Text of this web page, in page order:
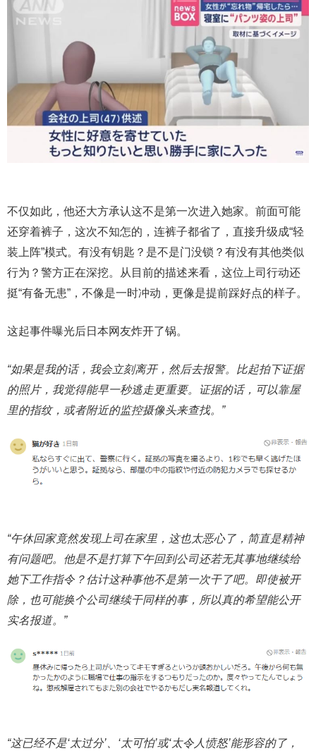
不仅如此，他还大方承认这不是第一次进入她家。前面可能
还穿着裤子，这次不知怎的，连裤子都省了，直接升级成“轻
装上阵”模式。有没有钥匙？是不是门没锁？有没有其他类似
行为？警方正在深挖。从目前的描述来看，这位上司行动还
挺“有备无患”，不像是一时冲动，更像是提前踩好点的样子。
这起事件曝光后日本网友炸开了锅。
“如果是我的话，我会立刻离开，然后去报警。比起拍下证据
的照片，我觉得能早一秒逃走更重要。证据的话，可以靠屋
里的指纹，或者附近的监控摄像头来查找。”
“午休回家竟然发现上司在家里，这也太恶心了，简直是精神
有问题吧。他是不是打算下午回到公司还若无其事地继续给
她下工作指令？估计这种事他不是第一次干了吧。即使被开
除，也可能换个公司继续干同样的事，所以真的希望能公开
实名报道。”
“这已经不是‘太过分’、‘太可怕’或‘太令人愤怒’能形容的了，